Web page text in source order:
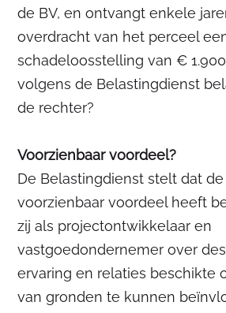
de BV, en ontvangt enkele
overdracht van het perceel
schadeloosstelling van €
volgens de Belastingdienst
de rechter?
Voorzienbaar voordeel?
De Belastingdienst stelt dat de
voorzienbaar voordeel heeft
zij als projectontwikkelaar en
vastgoedondernemer over
ervaring en relaties beschikte
van gronden te kunnen